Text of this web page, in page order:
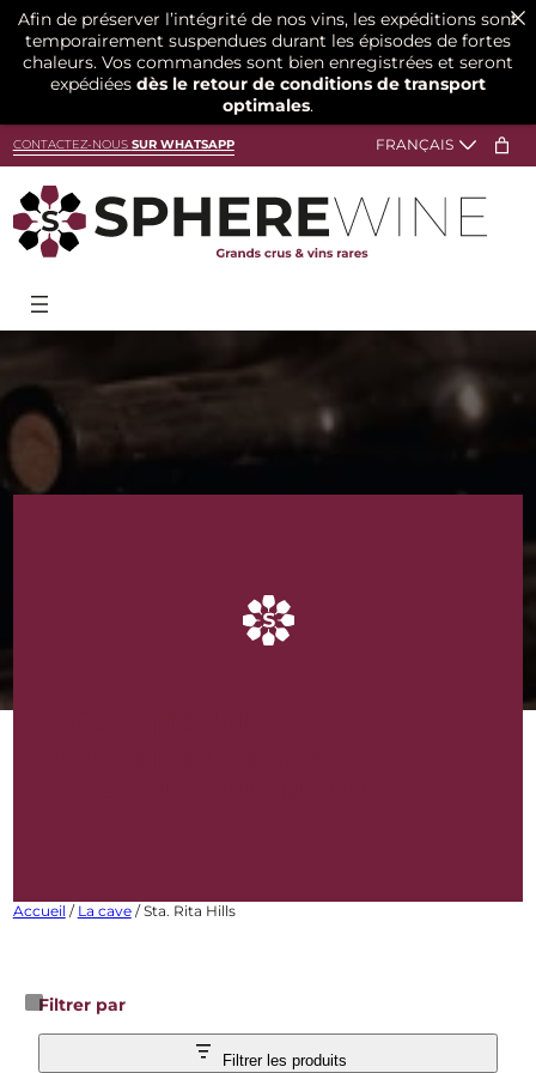
au
CONTACTEZ-NOUS SUR WHATSAPP
Accueil / La cave/ Sta. Rita Hills
Filtrer par
Filtrer les produits
Afin de préserver l’intégrité de nos vins, les expéditions sont
temporairement suspendues durant les épisodes de fortes
chaleurs. Vos commandes sont bien enregistrées et seront
expédiées dès le retour de conditions de transport
optimales.